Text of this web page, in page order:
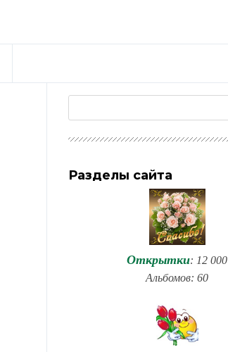
Разделы сайта
Открытки: 12 000
Альбомов: 60